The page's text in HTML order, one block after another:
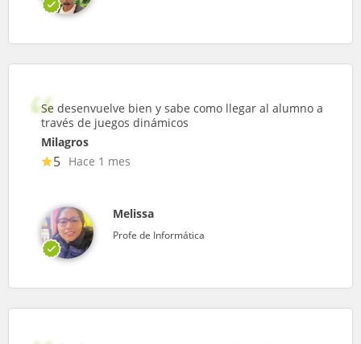
Se desenvuelve bien y sabe como llegar al alumno a
través de juegos dinámicos
Milagros
5 Hace 1 mes
Melissa
Profe de Informática